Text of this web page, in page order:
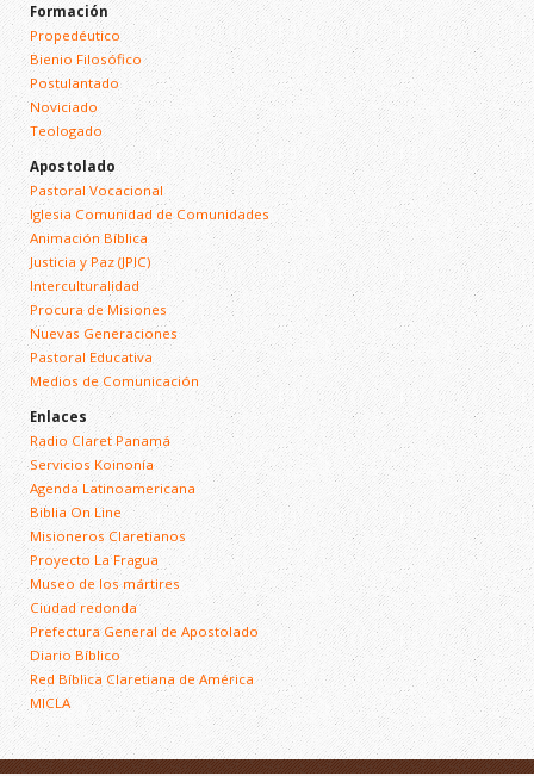
Formación
Propedéutico
Bienio Filosófico
Postulantado
Noviciado
Teologado
Apostolado
Pastoral Vocacional
Iglesia Comunidad de Comunidades
Animación Bíblica
Justicia y Paz (JPIC)
Interculturalidad
Procura de Misiones
Nuevas Generaciones
Pastoral Educativa
Medios de Comunicación
Enlaces
Radio Claret Panamá
Servicios Koinonía
Agenda Latinoamericana
Biblia On Line
Misioneros Claretianos
Proyecto La Fragua
Museo de los mártires
Ciudad redonda
Prefectura General de Apostolado
Diario Bíblico
Red Bíblica Claretiana de América
MICLA